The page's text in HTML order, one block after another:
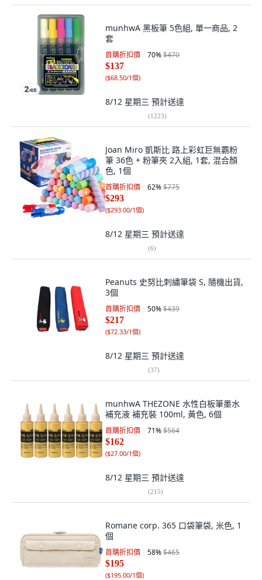
munhwA 黑板筆 5色組, 單一商品, 2
套
首購折扣價 70%$470
$137
($68.50/1個)
8/12 星期三 預計送達
(1223)
Joan Miro 凱斯比 路上彩虹巨無霸粉
筆 36色 + 粉筆夾 2入組, 1套, 混合顏
色, 1個
首購折扣價 62%$775
$293
($293.00/1個)
8/12 星期三 預計送達
(6)
Peanuts 史努比刺繡筆袋 S, 隨機出貨,
3個
首購折扣價 50%$439
$217
($72.33/1個)
8/12 星期三 預計送達
(37)
munhwA THEZONE 水性白板筆墨水
補充液 補充裝 100ml, 黃色, 6個
首購折扣價 71%$564
$162
($27.00/1個)
8/12 星期三 預計送達
(215)
Romane corp. 365 口袋筆袋, 米色, 1
個
首購折扣價 58%$465
$195
($195.00/1個)